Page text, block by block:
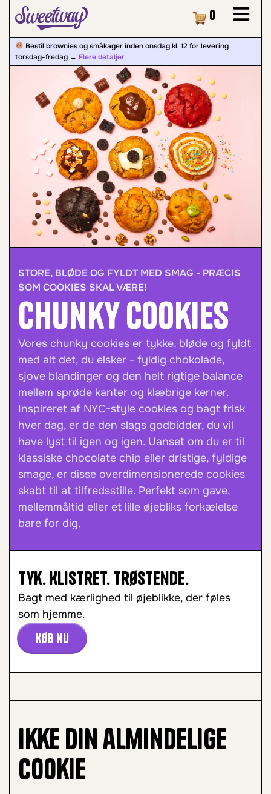
Kurv
0
Bestil brownies og småkager inden onsdag kl. 12 for levering
torsdag-fredag ​​→ Flere detaljer
STORE, BLØDE OG FYLDT MED SMAG - PRÆCIS
SOM COOKIES SKAL VÆRE!
Chunky Cookies
Vores chunky cookies er tykke, bløde og fyldt
med alt det, du elsker - fyldig chokolade,
sjove blandinger og den helt rigtige balance
mellem sprøde kanter og klæbrige kerner.
Inspireret af NYC-style cookies og bagt frisk
hver dag, er de den slags godbidder, du vil
have lyst til igen og igen. Uanset om du er til
klassiske chocolate chip eller dristige, fyldige
smage, er disse overdimensionerede cookies
skabt til at tilfredsstille. Perfekt som gave,
mellemmåltid eller et lille øjebliks forkælelse
bare for dig.
Tyk. Klistret. Trøstende.
Bagt med kærlighed til øjeblikke, der føles
som hjemme.
Køb nu
Ikke din almindelige
cookie